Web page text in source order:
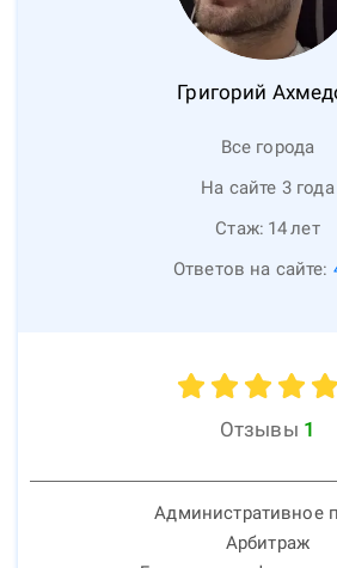
Григорий
Все города
На сайте 3 года
Стаж: 14лет
Ответов на сайте:
Отзывы 1
Административное
Арбитраж